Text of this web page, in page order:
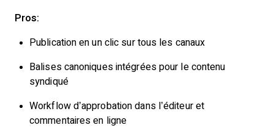
Pros:
Publication en un clic sur tous les canaux
Balises canoniques intégrées pour le contenu
syndiqué
Workflow d’approbation dans l’éditeur et
commentaires en ligne